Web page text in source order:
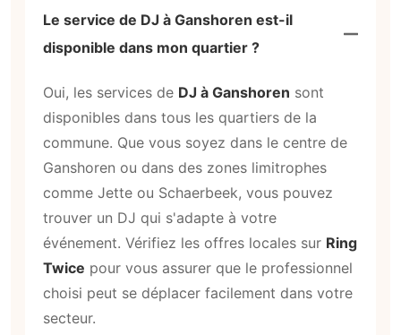
Le service de DJ à Ganshoren est-il
disponible dans mon quartier ?
Oui, les services de DJ à Ganshoren sont
disponibles dans tous les quartiers de la
commune. Que vous soyez dans le centre de
Ganshoren ou dans des zones limitrophes
comme Jette ou Schaerbeek, vous pouvez
trouver un DJ qui s'adapte à votre
événement. Vérifiez les offres locales sur Ring
Twice pour vous assurer que le professionnel
choisi peut se déplacer facilement dans votre
secteur.